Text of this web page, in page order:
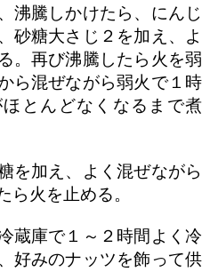
沸騰しかけたら、にんじ
砂糖大さじ２を加え、よ
。再び沸騰したら火を弱
ら混ぜながら弱火で１時
とんどなくなるまで煮
を加え、よく混ぜながら
ら火を止める。
蔵庫で１～２時間よく冷
好みのナッツを飾って供